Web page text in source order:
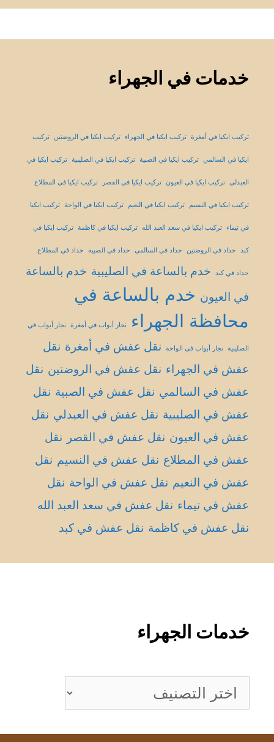
خدمات في الجهراء
تركيب ايكيا في أمغرة تركيب ايكيا في الجهراء تركيب ايكيا في الروضتين تركيب
ايكيا في السالمي تركيب ايكيا في الصبية تركيب ايكيا في الصليبية تركيب ايكيا في
العبدلي تركيب ايكيا في العيون تركيب ايكيا في القصر تركيب ايكيا في المطلاع
تركيب ايكيا في النسيم تركيب ايكيا في النعيم تركيب ايكيا في الواحة تركيب ايكيا
في تيماء تركيب ايكيا في سعد العبد الله تركيب ايكيا في كاظمة تركيب ايكيا في
كبد حداد في الروضتين حداد في السالمي حداد في الصبية حداد في المطلاع
حداد في كبد خدم بالساعة في الصليبية خدم بالساعة
في العيون خدم بالساعة في
محافظة الجهراء
نجار أبواب في أمغرة نجار أبواب في
الصليبية نجار أبواب في الواحة نقل عفش في أمغرة نقل
عفش في الجهراء نقل عفش في الروضتين نقل
عفش في السالمي نقل عفش في الصبية نقل
عفش في الصليبية نقل عفش في العبدلي نقل
عفش في العيون نقل عفش في القصر
نقل
عفش في المطلاع نقل عفش في النسيم نقل
عفش في النعيم نقل عفش في الواحة نقل
عفش في تيماء نقل عفش في سعد العبد الله
نقل عفش في كاظمة نقل عفش في كبد
خدمات الجهراء
خدمات
الجهراء